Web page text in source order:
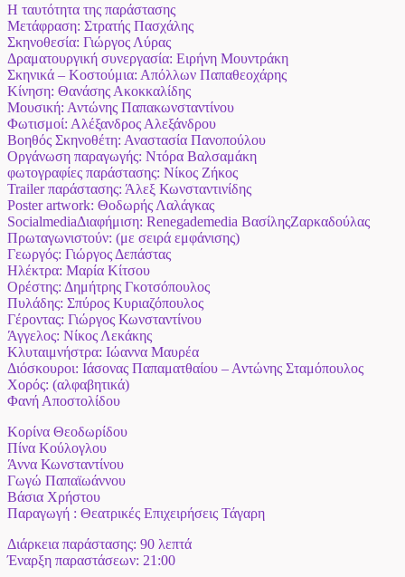
Η ταυτότητα της παράστασης
Μετάφραση: Στρατής Πασχάλης
Σκηνοθεσία: Γιώργος Λύρας
Δραματουργική συνεργασία: Ειρήνη Μουντράκη
Σκηνικά – Κοστούμια: Απόλλων Παπαθεοχάρης
Κίνηση: Θανάσης Ακοκκαλίδης
Μουσική: Αντώνης Παπακωνσταντίνου
Φωτισμοί: Αλέξανδρος Αλεξάνδρου
Βοηθός Σκηνοθέτη: Αναστασία Πανοπούλου
Οργάνωση παραγωγής: Ντόρα Βαλσαμάκη
φωτογραφίες παράστασης: Νίκος Ζήκος
Trailer παράστασης: Άλεξ Κωνσταντινίδης
Poster artwork: Θοδωρής Λαλάγκας
SocialmediaΔιαφήμιση: Renegademedia ΒασίληςΖαρκαδούλας
Πρωταγωνιστούν: (με σειρά εμφάνισης)
Γεωργός: Γιώργος Δεπάστας
Ηλέκτρα: Μαρία Κίτσου
Ορέστης: Δημήτρης Γκοτσόπουλος
Πυλάδης: Σπύρος Κυριαζόπουλος
Γέροντας: Γιώργος Κωνσταντίνου
Άγγελος: Νίκος Λεκάκης
Κλυταιμνήστρα: Ιώαννα Μαυρέα
Διόσκουροι: Ιάσονας Παπαματθαίου – Αντώνης Σταμόπουλος
Χορός: ​(αλφαβητικά)
Φανή Αποστολίδου
Κορίνα Θεοδωρίδου
Πίνα Κούλογλου
Άννα Κωνσταντίνου
Γωγώ Παπαϊωάννου
Βάσια Χρήστου
Παραγωγή : Θεατρικές Επιχειρήσεις Τάγαρη
Διάρκεια παράστασης: 90 λεπτά
Έναρξη παραστάσεων: 21:00